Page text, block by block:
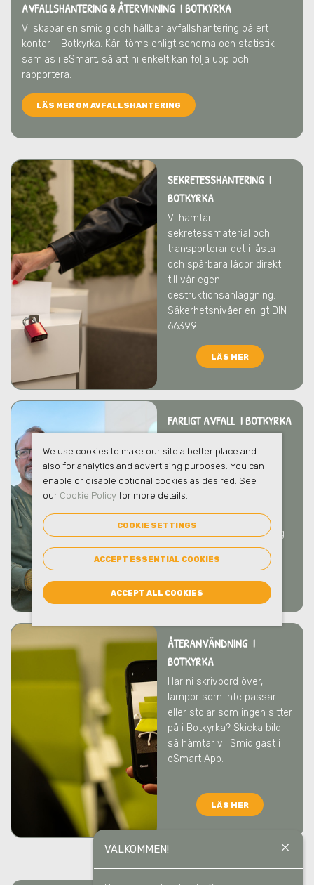
VÄLKOMMEN! close
AVFALLSHANTERING & ÅTERVINNING I BOTKYRKA
Vi skapar en smidig och hållbar avfallshantering på ert
kontor i Botkyrka. Kärl töms enligt schema och statistik
samlas i eSmart, så att ni enkelt kan följa upp och
rapportera.
LÄS MER OM AVFALLSHANTERING
SEKRETESSHANTERING I
BOTKYRKA
Vi hämtar
sekretessmaterial och
transporterar det i låsta
och spårbara lådor direkt
till vår egen
destruktionsanläggning.
Säkerhetsnivåer enligt DIN
66399.
LÄS MER
FARLIGT AVFALL I BOTKYRKA
avfall på ett säkert och
ansvarsfullt sätt som
skyddar både människor
och miljö
bistår gärna med
rådgivning kring hantering
och emballage.
LÄS MER
ÅTERANVÄNDNING I
BOTKYRKA
Har ni skrivbord över,
lampor som inte passar
eller stolar som ingen sitter
på i Botkyrka? Skicka bild -
så hämtar vi! Smidigast i
eSmart App.
LÄS MER
We use cookies to make our site a better place and
also for analytics and advertising purposes. You can
enable or disable optional cookies as desired. See
our Cookie Policyfor more details.
COOKIE SETTINGS
ACCEPT ESSENTIAL COOKIES
ACCEPT ALL COOKIES